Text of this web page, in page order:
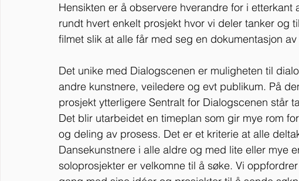
Hensikten er å observere hverandre for i
rundt hvert enkelt prosjekt hvor vi deler tanker og
filmet slik at alle får med seg en dokumentasjon
Det unike med Dialogscenen er muligheten til
andre kunstnere, veiledere og evt publikum. På
prosjekt ytterligere Sentralt for Dialogscenen står
Det blir utarbeidet en timeplan som gir mye rom
og deling av prosess. Det er et kriterie at alle
Dansekunstnere i alle aldre og med lite eller mye
soloprosjekter er velkomne til å søke. Vi